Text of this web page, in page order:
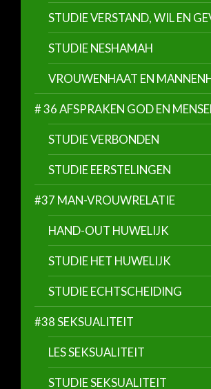
STUDIE VERSTAND, WIL EN
STUDIE NESHAMAH
VROUWENHAAT EN
# 36 AFSPRAKEN GOD EN
STUDIE VERBONDEN
STUDIE EERSTELINGEN
#37 MAN-VROUWRELATIE
HAND-OUT HUWELIJK
STUDIE HET HUWELIJK
STUDIE ECHTSCHEIDING
#38 SEKSUALITEIT
LES SEKSUALITEIT
STUDIE SEKSUALITEIT